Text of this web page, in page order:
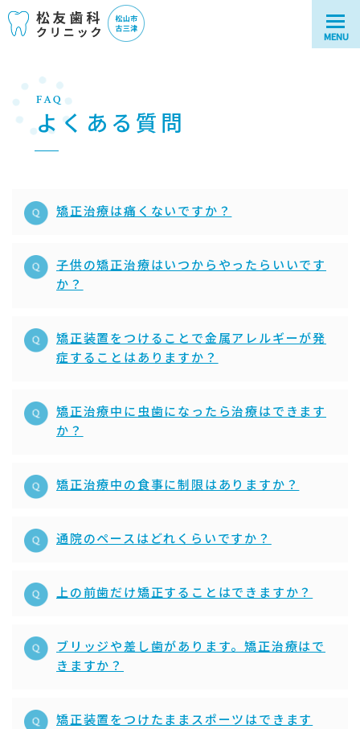
MENU
FAQ
よくある質問
矯正治療は痛くないですか？
子供の矯正治療はいつからやったらいいです
か？
矯正装置をつけることで金属アレルギーが発
症することはありますか？
矯正治療中に虫歯になったら治療はできます
か？
矯正治療中の食事に制限はありますか？
通院のペースはどれくらいですか？
上の前歯だけ矯正することはできますか？
ブリッジや差し歯があります。矯正治療はで
きますか？
矯正装置をつけたままスポーツはできます